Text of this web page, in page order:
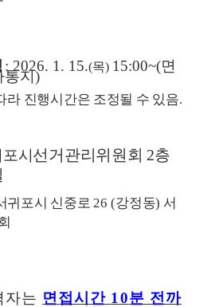
: 2026. 1. 1 5.(목) 15:00~(면
통지)
라 진행시간은 조정될 수 있음.
시선거관리위원회 2층
귀포시 신중로26 (강정동) 서
자는 면접시간 10분 전까